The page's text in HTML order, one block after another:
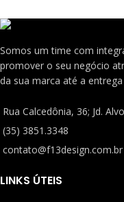
Somos um time com
promover o seu negócio
da sua marca até a
Rua Calcedônia, 36; Jd.
(35) 3851.3348
contato@f13design.com.br
LINKS ÚTEIS